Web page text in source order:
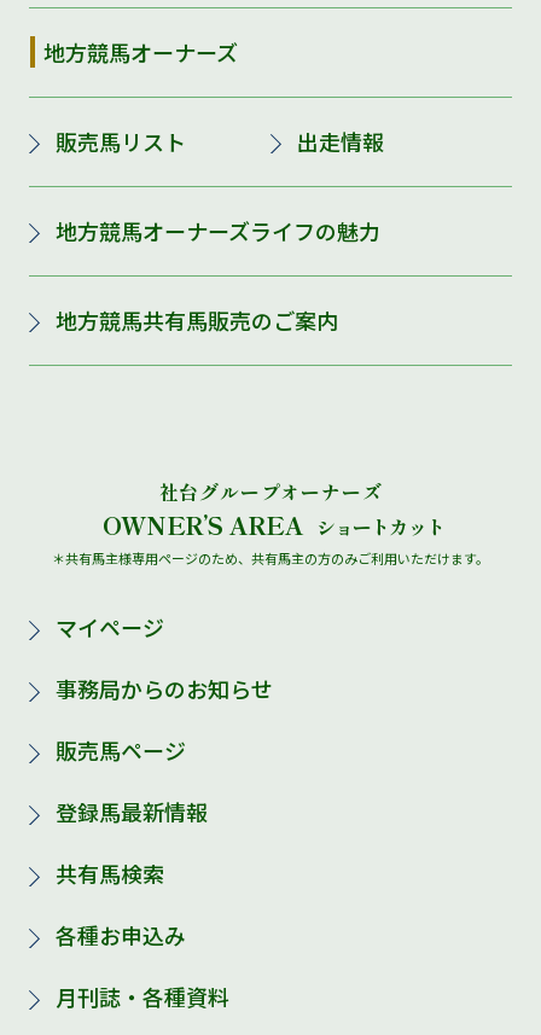
地方競馬オーナーズ
販売馬リスト 出走情報
地方競馬オーナーズライフの魅力
地方競馬共有馬販売のご案内
社台グループオーナーズ
OWNER’S AREA ショートカット
＊共有馬主様専用ページのため、共有馬主の方のみご利用いただけます。
マイページ
事務局からのお知らせ
販売馬ページ
登録馬最新情報
共有馬検索
各種お申込み
月刊誌・各種資料